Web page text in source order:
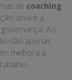
de coaching
ativa e a
Ao
não apenas
melhora a